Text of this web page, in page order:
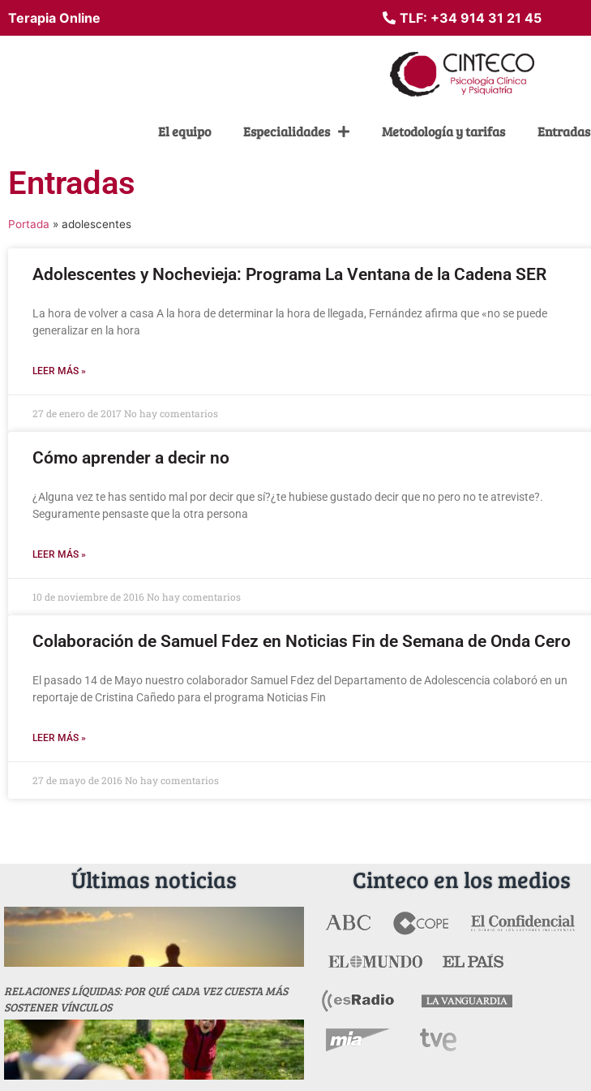
Terapia Online TLF: +34 914 31 21 45
El equipo Especialidades Metodología y tarifas Entradas
Entradas
Portada » adolescentes
Adolescentes y Nochevieja: Programa La Ventana de la Cadena SER
La hora de volver a casa A la hora de determinar la hora de llegada, Fernández afirma que «no se puede
generalizar en la hora
LEER MÁS »
27 de enero de 2017 No hay comentarios
Cómo aprender a decir no
¿Alguna vez te has sentido mal por decir que sí?¿te hubiese gustado decir que no pero no te atreviste?.
Seguramente pensaste que la otra persona
LEER MÁS »
10 de noviembre de 2016 No hay comentarios
Colaboración de Samuel Fdez en Noticias Fin de Semana de Onda Cero
El pasado 14 de Mayo nuestro colaborador Samuel Fdez del Departamento de Adolescencia colaboró en un
reportaje de Cristina Cañedo para el programa Noticias Fin
LEER MÁS »
27 de mayo de 2016 No hay comentarios
Últimas noticias
RELACIONES LÍQUIDAS: POR QUÉ CADA VEZ CUESTA MÁS
SOSTENER VÍNCULOS
Cinteco en los medios